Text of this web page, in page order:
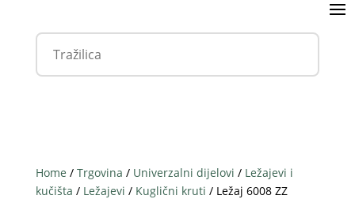
Home / Trgovina / Univerzalni dijelovi / Ležajevi i
kučišta / Ležajevi / Kuglični kruti / Ležaj 6008 ZZ